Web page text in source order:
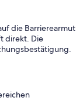
die Barrierearmut
direkt. Die